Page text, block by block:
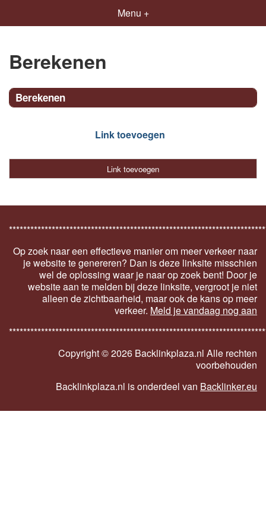
Menu +
Berekenen
Berekenen
Link toevoegen
Link toevoegen
Op zoek naar een effectieve manier om meer verkeer naar
je website te genereren? Dan is deze linksite misschien
wel de oplossing waar je naar op zoek bent! Door je
website aan te melden bij deze linksite, vergroot je niet
alleen de zichtbaarheid, maar ook de kans op meer
verkeer. Meld je vandaag nog aan
Copyright ©2026 Backlinkplaza.nl Alle rechten
voorbehouden
Backlinkplaza.nl is onderdeel van Backlinker.eu